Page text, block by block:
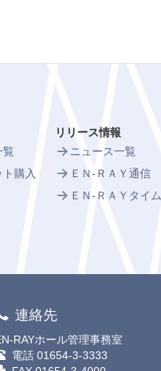
覧
購入
リリース情報
ニュース一覧
ＥＮ-ＲＡＹ通信
ＥＮ-ＲＡＹタイム
連絡先
RAYホール管理事務室
電話 01654-3-3333